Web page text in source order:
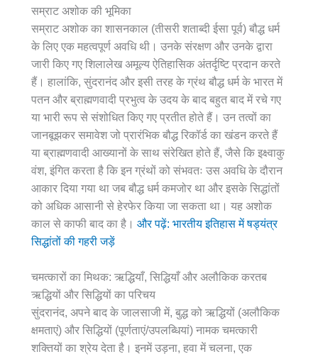
सम्राट अशोक की भूमिका
सम्राट अशोक का शासनकाल (तीसरी शताब्दी ईसा पूर्व) बौद्ध धर्म
के लिए एक महत्वपूर्ण अवधि थी। उनके संरक्षण और उनके द्वारा
जारी किए गए शिलालेख अमूल्य ऐतिहासिक अंतर्दृष्टि प्रदान करते
हैं। हालांकि, सुंदरानंद और इसी तरह के ग्रंथ बौद्ध धर्म के भारत में
पतन और ब्राह्मणवादी प्रभुत्व के उदय के बाद बहुत बाद में रचे गए
या भारी रूप से संशोधित किए गए प्रतीत होते हैं। उन तत्वों का
जानबूझकर समावेश जो प्रारंभिक बौद्ध रिकॉर्ड का खंडन करते हैं
या ब्राह्मणवादी आख्यानों के साथ संरेखित होते हैं, जैसे कि इक्ष्वाकु
वंश, इंगित करता है कि इन ग्रंथों को संभवतः उस अवधि के दौरान
आकार दिया गया था जब बौद्ध धर्म कमजोर था और इसके सिद्धांतों
को अधिक आसानी से हेरफेर किया जा सकता था। यह अशोक
काल से काफी बाद का है। और पढ़ें: भारतीय इतिहास में षड्यंत्र
सिद्धांतों की गहरी जड़ें
चमत्कारों का मिथक: ऋद्धियाँ, सिद्धियाँ और अलौकिक करतब
ऋद्धियों और सिद्धियों का परिचय
सुंदरानंद, अपने बाद के जालसाजी में, बुद्ध को ऋद्धियों (अलौकिक
क्षमताएं) और सिद्धियों (पूर्णताएं/उपलब्धियां) नामक चमत्कारी
शक्तियों का श्रेय देता है। इनमें उड़ना, हवा में चलना, एक